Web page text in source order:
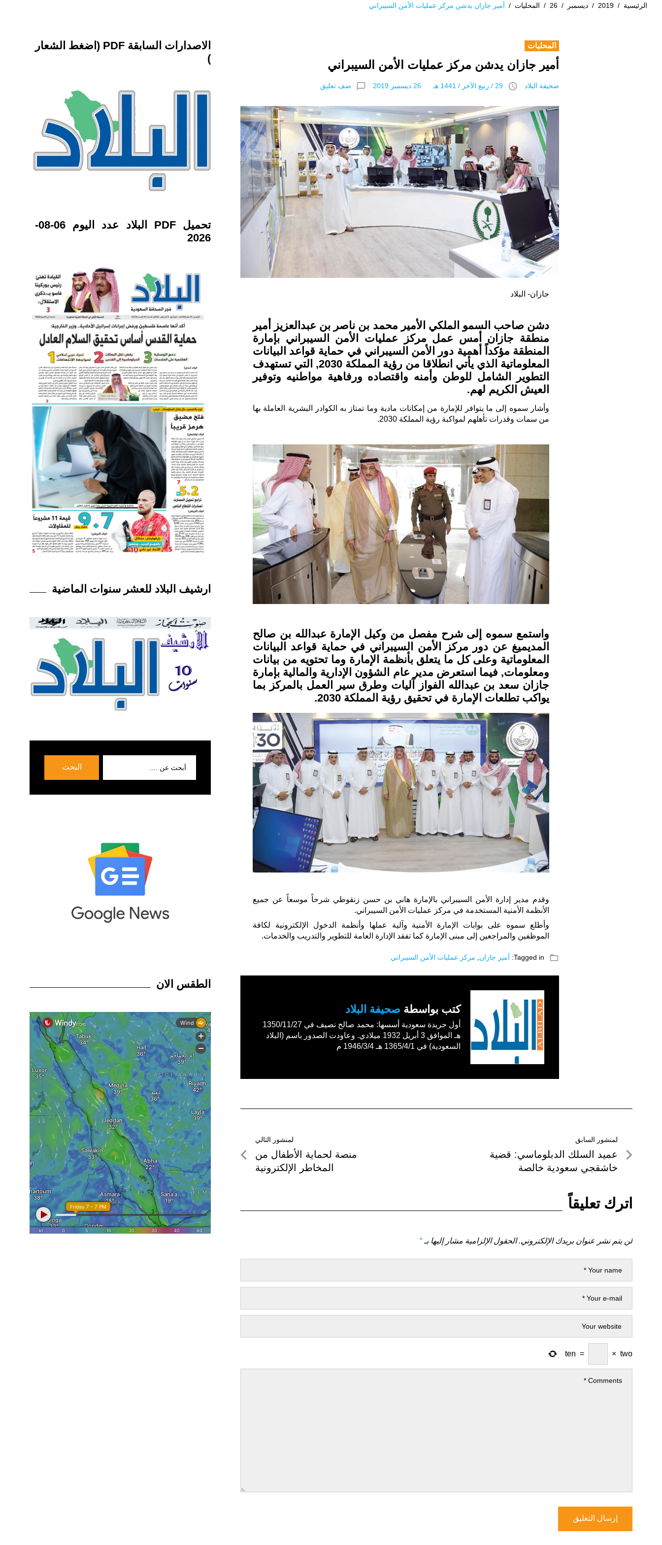
الرئيسية /
2019
/ ديسمبر /
26
/ المحليات / أمير جازان يدشن مركز عمليات الأمن السيبراني
المحليات
أمير جازان يدشن مركز عمليات الأمن السيبراني
صحيفة البلاد access_time 29 / ربيع الآخر / 1441 هـ 26 ديسمبر 2019 chat_bubble_outline ضف تعليق
جازان- البلاد
دشن صاحب السمو الملكي الأمير محمد بن ناصر بن عبدالعزيز أمير
منطقة جازان أمس عمل مركز عمليات الأمن السيبراني بإمارة
المنطقة مؤكداً أهمية دور الأمن السيبراني في حماية قواعد البيانات
المعلوماتية الذي يأتي انطلاقا من رؤية المملكة 2030, التي تستهدف
التطوير الشامل للوطن وأمنه واقتصاده ورفاهية مواطنيه وتوفير
العيش الكريم لهم.
وأشار سموه إلى ما يتوافر للإمارة من إمكانات مادية وما تمتاز به الكوادر البشرية العاملة بها
من سمات وقدرات تأهلهم لمواكبة رؤية المملكة 2030.
واستمع سموه إلى شرح مفصل من وكيل الإمارة عبدالله بن صالح
المديميغ عن دور مركز الأمن السيبراني في حماية قواعد البيانات
المعلوماتية وعلى كل ما يتعلق بأنظمة الإمارة وما تحتويه من بيانات
ومعلومات, فيما استعرض مدير عام الشؤون الإدارية والمالية بإمارة
جازان سعد بن عبدالله الفواز آليات وطرق سير العمل بالمركز بما
يواكب تطلعات الإمارة في تحقيق رؤية المملكة 2030.
وقدم مدير إدارة الأمن السيبراني بالإمارة هاني بن حسن زنقوطي شرحاً موسعاً عن جميع
الأنظمة الأمنية المستخدمة في مركز عمليات الأمن السيبراني.
وأطلع سموه على بوابات الإمارة الأمنية وآلية عملها وأنظمة الدخول الإلكترونية لكافة
الموظفين والمراجعين إلى مبنى الإمارة كما تفقد الإدارة العامة للتطوير والتدريب والخدمات.
folder_open
Tagged in: أمير جازان مركز عمليات الأمن السيبراني
كتب بواسطة صحيفة البلاد
أول جريدة سعودية أسسها: محمد صالح نصيف في 1350/11/27
هـ الموافق 3 أبريل 1932 ميلادي. وعاودت الصدور باسم (البلاد
السعودية) في 1365/4/1 هـ 1946/3/4 م
تصفّح
المقالات
لمنشور السابق
لمنشور
السابق
عميد السلك الدبلوماسي: قضية
خاشقجي سعودية خالصة
لمنشور التالي
لمنشور
منصة لحماية الأطفال من
المخاطر الإلكترونية
اترك تعليقاً
لن يتم نشر عنوان بريدك الإلكتروني. الحقول الإلزامية مشار إليها بـ*
two
×
=
ten
الاصدارات السابقة PDF (اضغط الشعار
)
تحميل PDF البلاد عدد اليوم 06-08-
2026
ارشيف البلاد للعشر سنوات الماضية
البحث
الطقس الان